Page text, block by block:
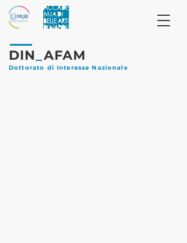
DIN AFAM
Dottorato di Interesse Nazionale